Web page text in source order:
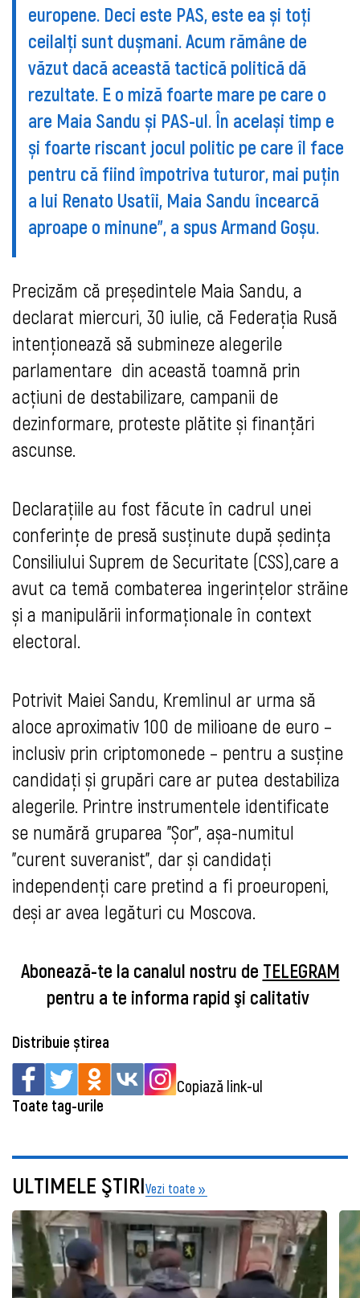
europene. Deci este PAS, este ea și toți
ceilalți sunt dușmani. Acum rămâne de
văzut dacă această tactică politică dă
rezultate. E o miză foarte mare pe care o
are Maia Sandu și PAS-ul. În același timp e
și foarte riscant jocul politic pe care îl face
pentru că fiind împotriva tuturor, mai puțin
a lui Renato Usatîi, Maia Sandu încearcă
aproape o minune", a spus Armand Goșu.
Precizăm că președintele Maia Sandu, a
declarat miercuri, 30 iulie, că Federația Rusă
intenționează să submineze alegerile
parlamentare din această toamnă prin
acțiuni de destabilizare, campanii de
dezinformare, proteste plătite și finanțări
ascunse.
Declarațiile au fost făcute în cadrul unei
conferințe de presă susținute după ședința
Consiliului Suprem de Securitate (CSS),care a
avut ca temă combaterea ingerințelor străine
și a manipulării informaționale în context
electoral.
Potrivit Maiei Sandu, Kremlinul ar urma să
aloce aproximativ 100 de milioane de euro –
inclusiv prin criptomonede – pentru a susține
candidați și grupări care ar putea destabiliza
alegerile. Printre instrumentele identificate
se numără gruparea "Șor", așa-numitul
"curent suveranist", dar și candidați
independenți care pretind a fi proeuropeni,
deși ar avea legături cu Moscova.
Abonează-te la canalul nostru de TELEGRAM
pentru a te informa rapid şi calitativ
Distribuie știrea
Copiază link-ul
Toate tag-urile
ULTIMELE ŞTIRIVezi toate